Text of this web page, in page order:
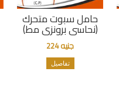
حامل سبوت متحرك
(نحاسى برونزى مط)
جنيه 224
تفاصيل